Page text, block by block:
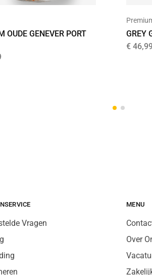
OUDE GENEVER PORT
GREY
€ 46,99
Vragen
MENU
Over